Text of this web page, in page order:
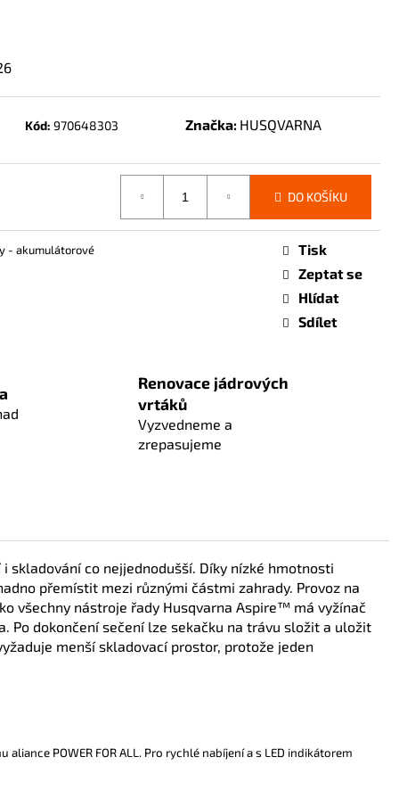
Kód: 970648303 Značka: HUSQVARNA
DO KOŠÍKU
- akumulátorové
Tisk
Zeptat se
Hlídat
Sdílet
Renovace jádrových
vrtáků
Vyzvedneme a
zrepasujeme
skladování co nejjednodušší. Díky nízké hmotnosti
přemístit mezi různými částmi zahrady. Provoz na
všechny nástroje řady Husqvarna Aspire™ má vyžínač
dokončení sečení lze sekačku na trávu složit a uložit
menší skladovací prostor, protože jeden
POWER FOR ALL. Pro rychlé nabíjení a s LED indikátorem